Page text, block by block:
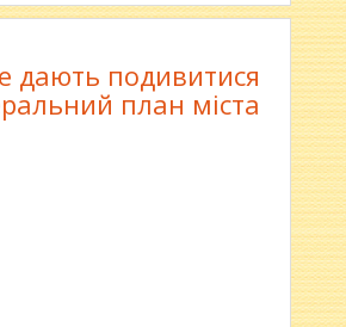
дають подивитися
план міста